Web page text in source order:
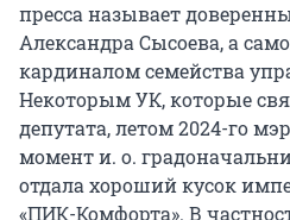
пресса называет
Александра Сысоева, а
кардиналом семейства
Некоторым УК, которые
депутата, летом 2024-го
момент и. о.
отдала хороший кусок
«ПИК-Комфорта». В